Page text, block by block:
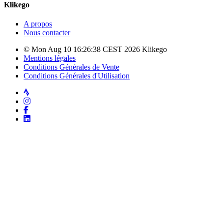
Klikego
A propos
Nous contacter
© Mon Aug 10 16:26:38 CEST 2026 Klikego
Mentions légales
Conditions Générales de Vente
Conditions Générales d'Utilisation
Strava
Instagram
Facebook
LinkedIn